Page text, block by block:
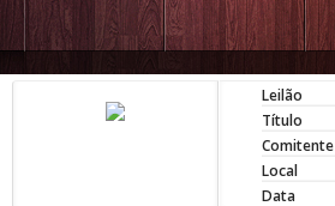
Leilão
Título
Comitente
Local
Data